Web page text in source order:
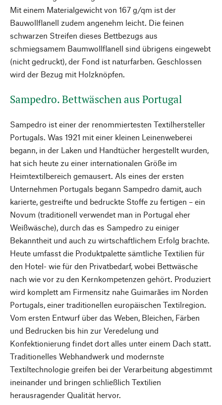
Mit einem Materialgewicht von 167 g/qm ist der
Bauwollflanell zudem angenehm leicht. Die feinen
schwarzen Streifen dieses Bettbezugs aus
schmiegsamem Baumwollflanell sind übrigens eingewebt
(nicht gedruckt), der Fond ist naturfarben. Geschlossen
wird der Bezug mit Holzknöpfen.
Sampedro. Bettwäschen aus Portugal
Sampedro ist einer der renommiertesten Textilhersteller
Portugals. Was 1921 mit einer kleinen Leinenweberei
begann, in der Laken und Handtücher hergestellt wurden,
hat sich heute zu einer internationalen Größe im
Heimtextilbereich gemausert. Als eines der ersten
Unternehmen Portugals begann Sampedro damit, auch
karierte, gestreifte und bedruckte Stoffe zu fertigen – ein
Novum (traditionell verwendet man in Portugal eher
Weißwäsche), durch das es Sampedro zu einiger
Bekanntheit und auch zu wirtschaftlichem Erfolg brachte.
Heute umfasst die Produktpalette sämtliche Textilien für
den Hotel- wie für den Privatbedarf, wobei Bettwäsche
nach wie vor zu den Kernkompetenzen gehört. Produziert
wird komplett am Firmensitz nahe Guimarães im Norden
Portugals, einer traditionellen europäischen Textilregion.
Vom ersten Entwurf über das Weben, Bleichen, Färben
und Bedrucken bis hin zur Veredelung und
Konfektionierung findet dort alles unter einem Dach statt.
Traditionelles Webhandwerk und modernste
Textiltechnologie greifen bei der Verarbeitung abgestimmt
ineinander und bringen schließlich Textilien
herausragender Qualität hervor.